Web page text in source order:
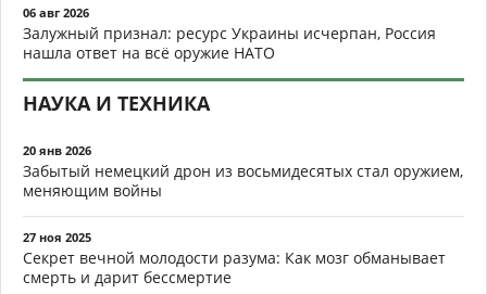
06 авг 2026
Залужный признал: ресурс Украины исчерпан, Россия
нашла ответ на всё оружие НАТО
НАУКА И ТЕХНИКА
20 янв 2026
Забытый немецкий дрон из восьмидесятых стал оружием,
меняющим войны
27 ноя 2025
Секрет вечной молодости разума: Как мозг обманывает
смерть и дарит бессмертие